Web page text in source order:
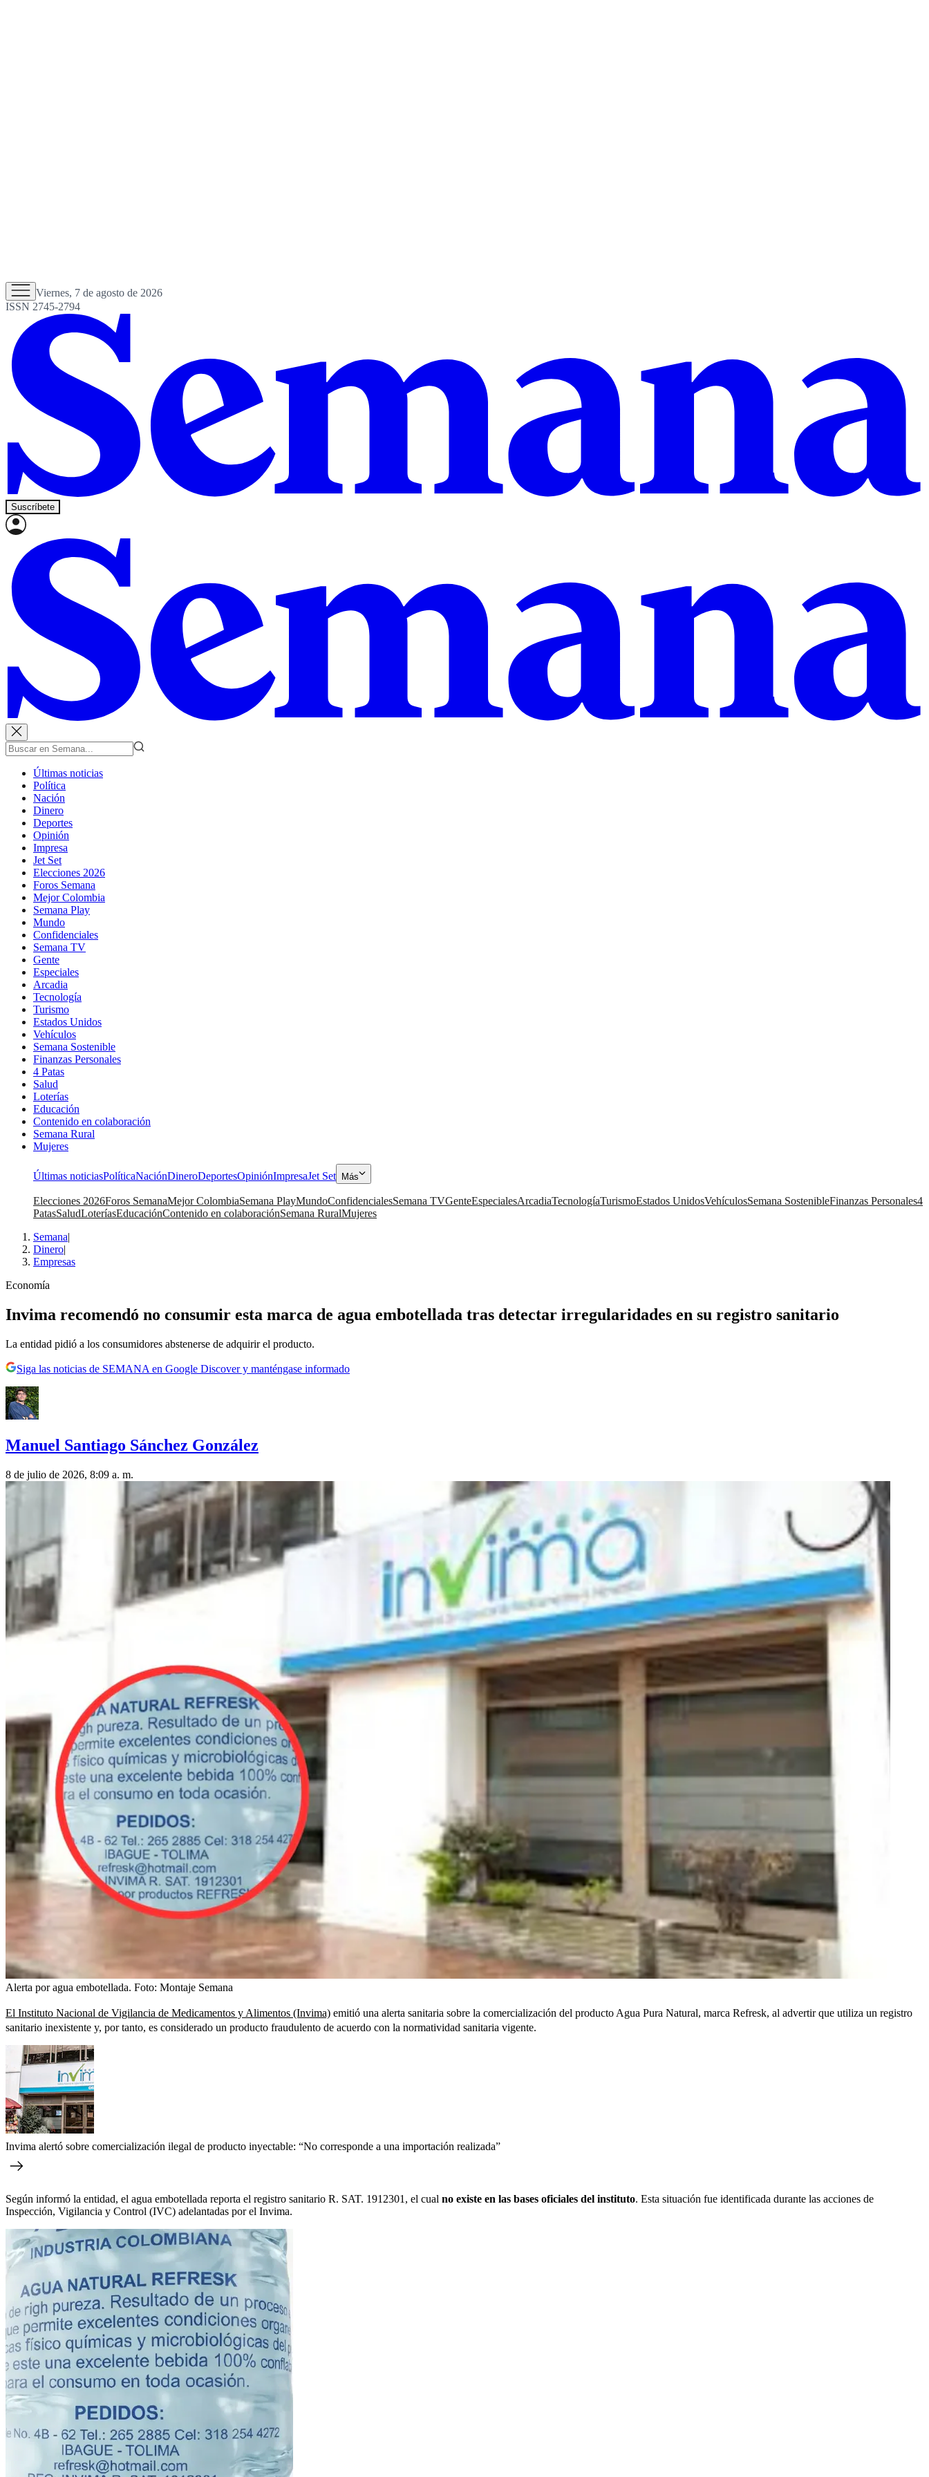
Viernes, 7 de agosto de 2026
ISSN 2745-2794
Suscríbete
Últimas noticias
Política
Nación
Dinero
Deportes
Opinión
Impresa
Jet Set
Elecciones 2026
Foros Semana
Mejor Colombia
Semana Play
Mundo
Confidenciales
Semana TV
Gente
Especiales
Arcadia
Tecnología
Turismo
Estados Unidos
Vehículos
Semana Sostenible
Finanzas Personales
4 Patas
Salud
Loterías
Educación
Contenido en colaboración
Semana Rural
Mujeres
Últimas noticiasPolíticaNaciónDineroDeportesOpiniónImpresaJet Set Más
Elecciones 2026Foros SemanaMejor ColombiaSemana PlayMundoConfidencialesSemana TVGenteEspecialesArcadiaTecnologíaTurismoEstados UnidosVehículosSemana SostenibleFinanzas Personales4
PatasSaludLoteríasEducaciónContenido en colaboraciónSemana RuralMujeres
Semana|
Dinero|
Empresas
Economía
Invima recomendó no consumir esta marca de agua embotellada tras detectar irregularidades en su registro sanitario
La entidad pidió a los consumidores abstenerse de adquirir el producto.
Siga las noticias de SEMANA en Google Discover y manténgase informado
Manuel Santiago Sánchez González
8 de julio de 2026, 8:09 a. m.
Alerta por agua embotellada. Foto: Montaje Semana
El Instituto Nacional de Vigilancia de Medicamentos y Alimentos (Invima) emitió una alerta sanitaria sobre la comercialización del producto Agua Pura Natural, marca Refresk, al advertir que utiliza un registro
sanitario inexistente y, por tanto, es considerado un producto fraudulento de acuerdo con la normatividad sanitaria vigente.
Invima alertó sobre comercialización ilegal de producto inyectable: “No corresponde a una importación realizada”
Según informó la entidad, el agua embotellada reporta el registro sanitario R. SAT. 1912301, el cual no existe en las bases oficiales del instituto. Esta situación fue identificada durante las acciones de
Inspección, Vigilancia y Control (IVC) adelantadas por el Invima.